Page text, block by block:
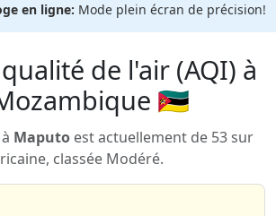
en ligne: Mode plein écran de précision!
de l'air (AQI) à
🇲🇿
Maputo est actuellement de 53 sur
classée Modéré.